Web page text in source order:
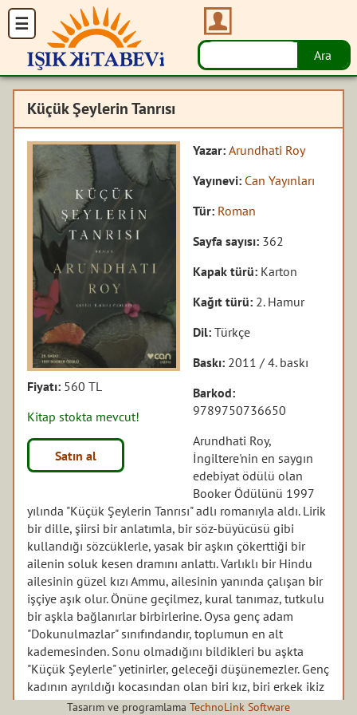
Küçük Şeylerin Tanrısı
Fiyatı: 560 TL
Kitap stokta mevcut!
Satın al
Yazar:Arundhati Roy
Yayınevi: Can Yayınları
Tür: Roman
Sayfa sayısı: 362
Kapak türü: Karton
Kağıt türü: 2. Hamur
Dil:Türkçe
Baskı: 2011 / 4. baskı
Barkod:
9789750736650
Arundhati Roy,
İngiltere'nin en saygın
edebiyat ödülü olan
Booker Ödülünü 1997
yılında "Küçük Şeylerin Tanrısı" adlı romanıyla aldı. Lirik
bir dille, şiirsi bir anlatımla, bir söz-büyücüsü gibi
kullandığı sözcüklerle, yasak bir aşkın çökerttiği bir
ailenin soluk kesen dramını anlattı. Varlıklı bir Hindu
ailesinin güzel kızı Ammu, ailesinin yanında çalışan bir
işçiye aşık olur. Önüne geçilmez, kural tanımaz, tutkulu
bir aşkla bağlanırlar birbirlerine. Oysa genç adam
"Dokunulmazlar" sınıfındandır, toplumun en alt
kademesinden. Sonu olmadığını bildikleri bu aşkta
"Küçük Şeylerle" yetinirler, geleceği düşünemezler. Genç
kadının ayrıldığı kocasından olan biri kız, biri erkek ikiz
çocukları bu aşkın doğal tanıklarıdır. Olaylar,
Tasarım ve programlama TechnoLink Software